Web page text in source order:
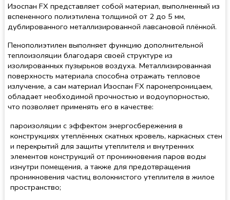
Изоспан FX представляет собой материал, выполненный из
вспененного полиэтилена толщиной от 2 до 5 мм,
дублированного металлизированной лавсановой плёнкой.
Пенополиэтилен выполняет функцию дополнительной
теплоизоляции благодаря своей структуре из
изолированных пузырьков воздуха. Металлизированная
поверхность материала способна отражать тепловое
излучение, а сам материал Изоспан FX паронепроницаем,
обладает необходимой прочностью и водоупорностью,
что позволяет применять его в качестве:
пароизоляции с эффектом энергосбережения в
конструкциях утеплённых скатных кровель, каркасных стен
и перекрытий для защиты утеплителя и внутренних
элементов конструкций от проникновения паров воды
изнутри помещения, а также для предотвращения
проникновения частиц волокнистого утеплителя в жилое
пространство;